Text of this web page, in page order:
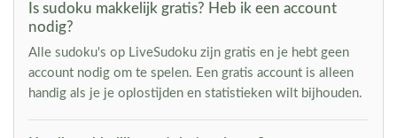
Is sudoku makkelijk gratis? Heb ik een account
nodig?
Alle sudoku's op LiveSudoku zijn gratis en je hebt geen
account nodig om te spelen. Een gratis account is alleen
handig als je je oplostijden en statistieken wilt bijhouden.